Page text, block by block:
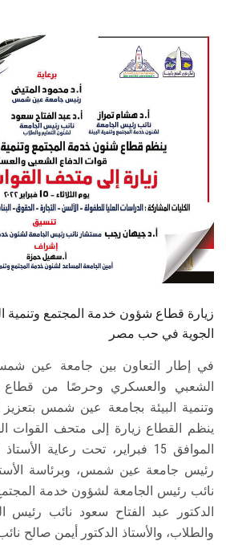
زيارة قطاع شؤون خدمة المجتمع وتنمية
الجوية في حب مصر
في إطار التعاون بين جامعة عين
الشعبي والعسكري وحرصًا من
وتنمية البيئة بجامعة عين شمس بتعزيز
ينظم القطاع زيارة إلى متحف القوات
الموافق 15 فبراير، تحت رعاية
رئيس جامعة عين شمس، وبرئاسة
نائب رئيس الجامعة لشؤون خدمة المجتمع
الدكتور عبد الفتاح سعود نائب رئيس
والطلاب، والأستاذ الدكتور أيمن صالح